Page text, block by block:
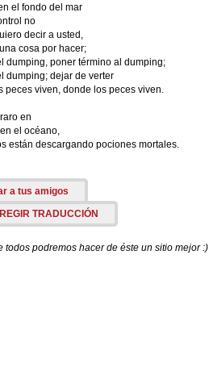
el fondo del mar
no
decir a usted,
cosa por hacer;
dumping, poner término al dumping;
dumping; dejar de verter
peces viven, donde los peces viven.
en
el océano,
están descargando pociones mortales.
a tus amigos
TRADUCCIÓN
todos podremos hacer de éste un sitio mejor :)